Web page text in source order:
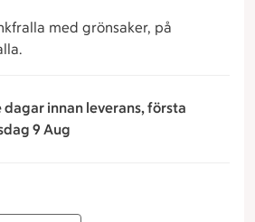
med grönsaker, på
dagar innan leverans, första
9 Aug